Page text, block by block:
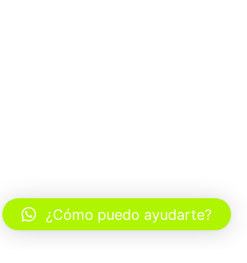
¿Cómo puedo ayudarte?